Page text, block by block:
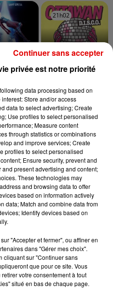
LOPEZ
Tonight
21h02
21h02
privée est notre priorité
data processing based on
Store and/or access
data to select advertising; Create
Use profiles to select personalised
Measure content
through statistics or combinations
and improve services; Create
profiles to select personalised
Ensure security, prevent and
present advertising and content;
These technologies may
and browsing data to offer
based on information actively
data; Match and combine data from
Identify devices based on
"Accepter et fermer", ou affiner en
dans "Gérer mes choix".
cliquant sur "Continuer sans
que pour ce site. Vous
votre consentement à tout
situé en bas de chaque page.
Continuer sans accepter